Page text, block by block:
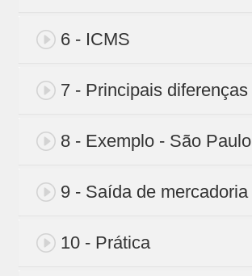
6 - ICMS
7 - Principais diferenças
8 - Exemplo - São Paulo
9 - Saída de mercadoria
10 - Prática